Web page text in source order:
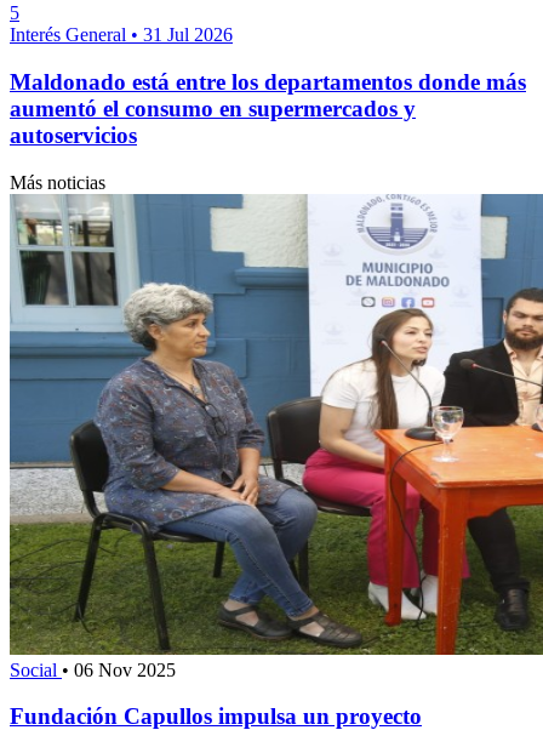
5
Interés General • 31 Jul 2026
Maldonado está entre los departamentos donde más
aumentó el consumo en supermercados y
autoservicios
Más noticias
Social • 06 Nov 2025
Fundación Capullos impulsa un proyecto